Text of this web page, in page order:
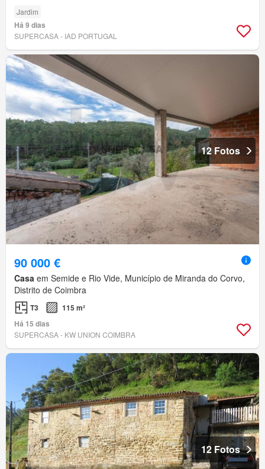
Jardim
Há 9 dias
SUPERCASA - IAD PORTUGAL
12 Fotos
90 000 €
Casa em Semide e Rio Vide, Município de Miranda do Corvo,
Distrito de Coimbra
T3
115 m²
Há 15 dias
SUPERCASA - KW UNION COIMBRA
12 Fotos